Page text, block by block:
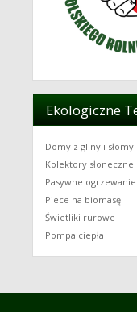
Ekologiczne
Domy z gliny i słomy
Kolektory słoneczne
Pasywne ogrzewanie
Piece na biomasę
Świetliki rurowe
Pompa ciepła